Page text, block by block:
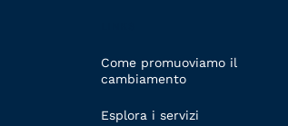
Come promuoviamo il
cambiamento
Esplora i servizi